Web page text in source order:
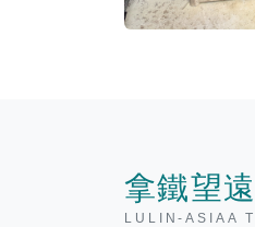
拿鐵望
LULIN-ASIAA